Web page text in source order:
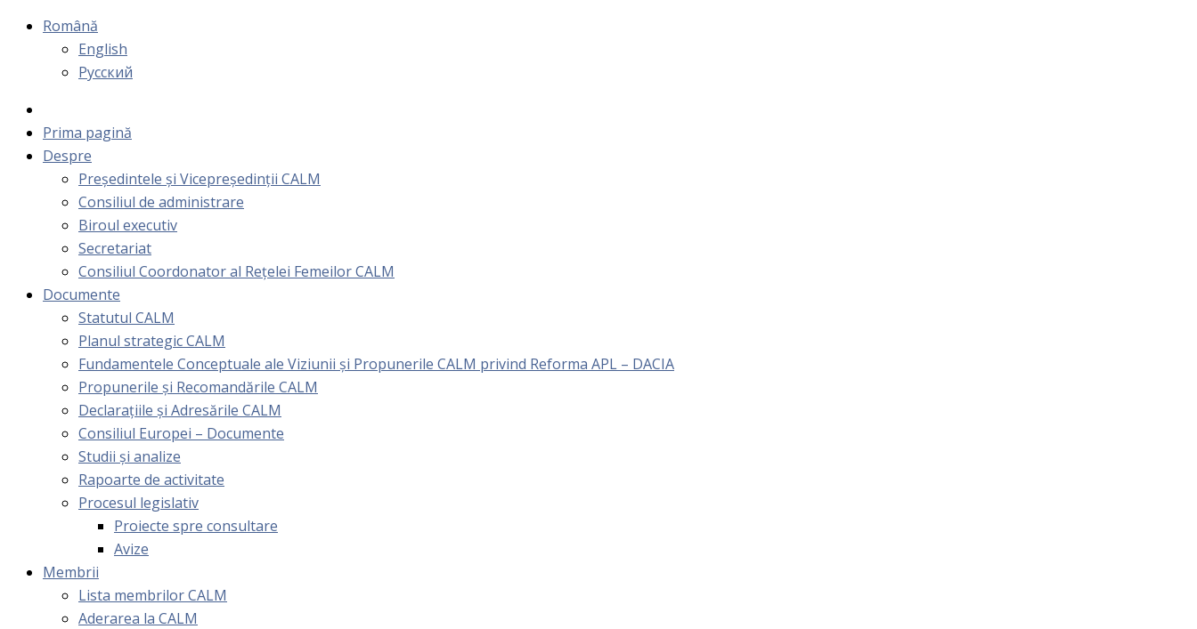
Română
English
Русский
Prima pagină
Despre
Președintele și Vicepreședinții CALM
Consiliul de administrare
Biroul executiv
Secretariat
Consiliul Coordonator al Rețelei Femeilor CALM
Documente
Statutul CALM
Planul strategic CALM
Fundamentele Conceptuale ale Viziunii și Propunerile CALM privind Reforma APL – DACIA
Propunerile și Recomandările CALM
Declarațiile și Adresările CALM
Consiliul Europei – Documente
Studii și analize
Rapoarte de activitate
Procesul legislativ
Proiecte spre consultare
Avize
Membrii
Lista membrilor CALM
Aderarea la CALM